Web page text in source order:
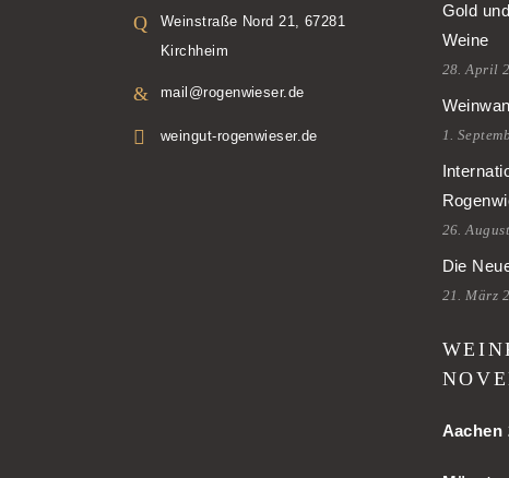
Weinstraße Nord 21, 67281
Kirchheim
mail@rogenwieser.de
weingut-rogenwieser.de
Gold
Weine
28. April
1.
26.
Die
21. März
Aachen